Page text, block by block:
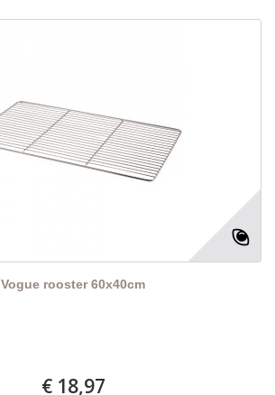
Vogue rooster 60x40cm
€ 18,97